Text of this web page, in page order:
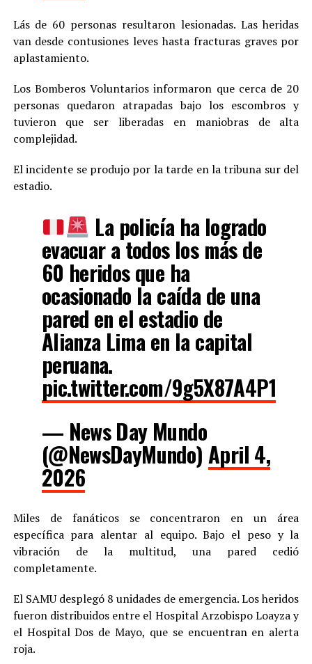
Lás de 60 personas resultaron lesionadas. Las heridas
van desde contusiones leves hasta fracturas graves por
aplastamiento.
Los Bomberos Voluntarios informaron que cerca de 20
personas quedaron atrapadas bajo los escombros y
tuvieron que ser liberadas en maniobras de alta
complejidad.
El incidente se produjo por la tarde en la tribuna sur del
estadio.
La policía ha logrado
evacuar a todos los más de
60 heridos que ha
ocasionado la caída de una
pared en el estadio de
Alianza Lima en la capital
peruana.
pic.twitter.com/9g5X87A4P1
— News Day Mundo
(@NewsDayMundo) April 4,
2026
Miles de fanáticos se concentraron en un área
específica para alentar al equipo. Bajo el peso y la
vibración de la multitud, una pared cedió
completamente.
El SAMU desplegó 8 unidades de emergencia. Los heridos
fueron distribuidos entre el Hospital Arzobispo Loayza y
el Hospital Dos de Mayo, que se encuentran en alerta
roja.